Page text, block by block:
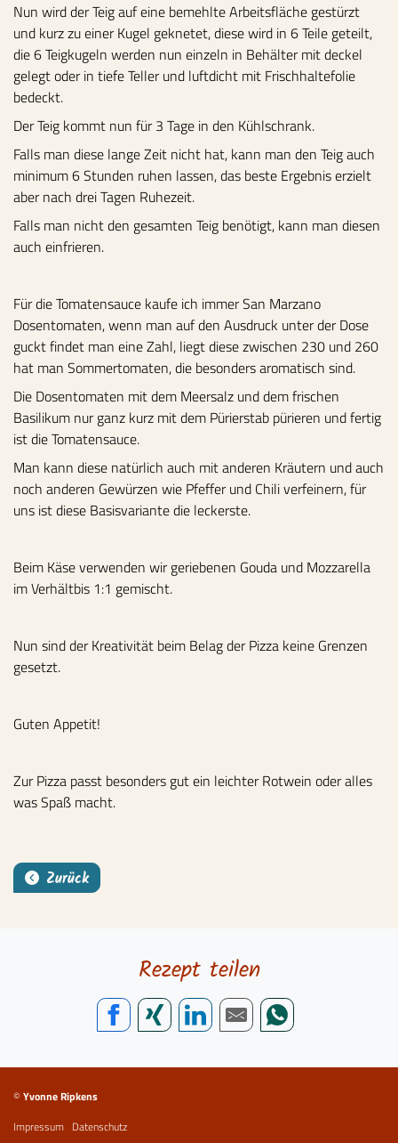
Nun wird der Teig auf eine bemehlte Arbeitsfläche gestürzt
und kurz zu einer Kugel geknetet, diese wird in 6 Teile geteilt,
die 6 Teigkugeln werden nun einzeln in Behälter mit deckel
gelegt oder in tiefe Teller und luftdicht mit Frischhaltefolie
bedeckt.
Der Teig kommt nun für 3 Tage in den Kühlschrank.
Falls man diese lange Zeit nicht hat, kann man den Teig auch
minimum 6 Stunden ruhen lassen, das beste Ergebnis erzielt
aber nach drei Tagen Ruhezeit.
Falls man nicht den gesamten Teig benötigt, kann man diesen
auch einfrieren.
Für die Tomatensauce kaufe ich immer San Marzano
Dosentomaten, wenn man auf den Ausdruck unter der Dose
guckt findet man eine Zahl, liegt diese zwischen 230 und 260
hat man Sommertomaten, die besonders aromatisch sind.
Die Dosentomaten mit dem Meersalz und dem frischen
Basilikum nur ganz kurz mit dem Pürierstab pürieren und fertig
ist die Tomatensauce.
Man kann diese natürlich auch mit anderen Kräutern und auch
noch anderen Gewürzen wie Pfeffer und Chili verfeinern, für
uns ist diese Basisvariante die leckerste.
Beim Käse verwenden wir geriebenen Gouda und Mozzarella
im Verhältbis 1:1 gemischt.
Nun sind der Kreativität beim Belag der Pizza keine Grenzen
gesetzt.
Guten Appetit!
Zur Pizza passt besonders gut ein leichter Rotwein oder alles
was Spaß macht.
Zurück
Rezept teilen
Service Informationen
© Yvonne Ripkens
Impressum Datenschutz